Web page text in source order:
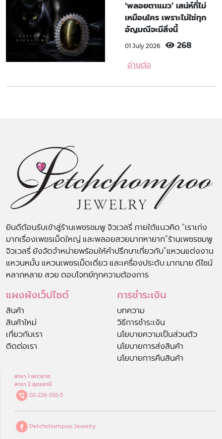
‘พลอยตาแมว’ เสน่ห์ที่ไม่
เหมือนใคร เพราะไม่ใช่ทุก
อัญมณีจะมีสิ่งนี้
01 July 2026 268
อ่านต่อ
ยินดีต้อนรับเข้าสู่ร้านเพชรชมพู จิวเวลรี่ ภายใต้แนวคิด “เราเก่ง
มากเรื่องเพชรเม็ดใหญ่ และพลอยสวยมากหายาก”ร้านเพชรชมพู
จิวเวลรี่ ยังจัดจำหน่ายพร้อมให้คำปรึกษาเกี่ยวกับ”แหวนแต่งงาน
แหวนหมั้น แหวนเพชรเม็ดเดี่ยว และเครื่องประดับ มากมาย ดีไซน์
หลากหลาย สวย ตอบโจทย์ทุกความต้องการ
แผงผังเว็ปไซต์
สินค้า
สินค้าใหม่
เกี่ยวกับเรา
ติดต่อเรา
การชำระเงิน
บทความ
วิธีการชำระเงิน
นโยบายความเป็นส่วนตัว
นโยบายการส่งสินค้า
นโยบายการคืนสินค้า
สาขา 1 เยาวราช
สาขา 2 อุดรธานี
02-226-555-5
Petchchompoo Jewelry